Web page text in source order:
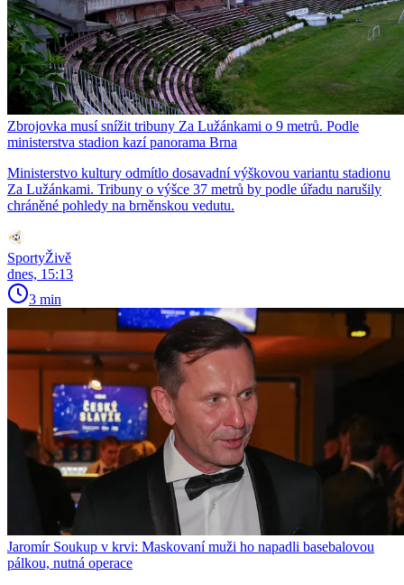
Zbrojovka musí snížit tribuny Za Lužánkami o 9 metrů. Podle
ministerstva stadion kazí panorama Brna
Ministerstvo kultury odmítlo dosavadní výškovou variantu stadionu
Za Lužánkami. Tribuny o výšce 37 metrů by podle úřadu narušily
chráněné pohledy na brněnskou vedutu.
SportyŽivě
dnes, 15:13
3 min
Jaromír Soukup v krvi: Maskovaní muži ho napadli basebalovou
pálkou, nutná operace